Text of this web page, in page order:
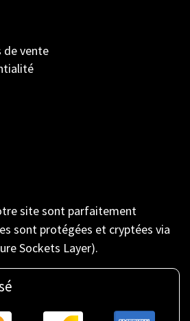
de vente
site sont parfaitement
sont protégées et cryptées via
Sockets Layer).